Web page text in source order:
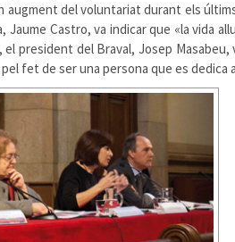
del voluntariat durant els
Castro, va indicar que «la vida
president del Braval, Josep
fet de ser una persona que es dedica